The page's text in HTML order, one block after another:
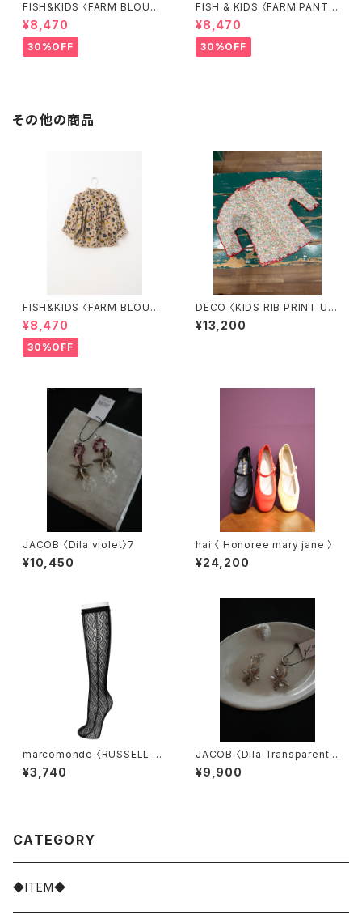
FISH&KIDS 〈FARM BLOUS
E〉
¥8,470
30%OFF
FISH & KIDS 〈FARM PANT
S〉
¥8,470
30%OFF
その他の商品
FISH&KIDS 〈FARM BLOUS
E〉
¥8,470
30%OFF
DECO 〈KIDS RIB PRINT UN
EUNE TOPS〉
¥13,200
JACOB 〈Dila violet〉7
¥10,450
hai 〈 Honoree mary jane 〉
¥24,200
marcomonde 〈RUSSELL S
OCKS〉
¥3,740
JACOB 〈Dila Transparent〉
5.5
¥9,900
CATEGORY
◆ITEM◆